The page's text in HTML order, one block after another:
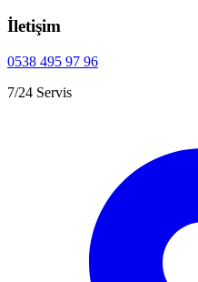
İletişim
0538 495 97 96
7/24 Servis